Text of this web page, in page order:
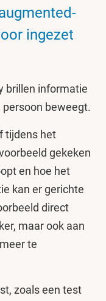
ingezet
brillen informatie
beweegt.
tijdens het
gekeken
en hoe het
kan er gerichte
direct
maar ook aan
te
zoals een test